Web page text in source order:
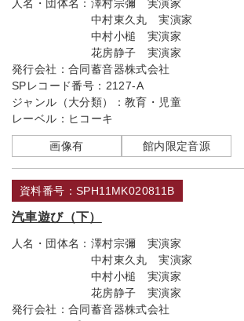
人名・団体名： 澤村宗彌 実演家
中村東久丸 実演家
中村小槌 実演家
花房静子 実演家
発行会社： 合同蓄音器株式会社
SPレコード番号： 2127-A
ジャンル（大分類）： 教育・児童
レーベル： ヒコーキ
画像有 館内限定音源
資料番号：SPH11MK020811B
汽車遊び（下）
人名・団体名： 澤村宗彌 実演家
中村東久丸 実演家
中村小槌 実演家
花房静子 実演家
発行会社： 合同蓄音器株式会社